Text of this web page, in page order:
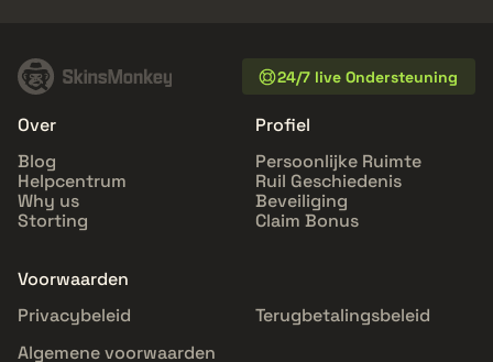
24/7 live Ondersteuning
Over
Blog
Helpcentrum
Why us
Storting
Profiel
Persoonlijke Ruimte
Ruil Geschiedenis
Beveiliging
Claim Bonus
Voorwaarden
Privacybeleid
Terugbetalingsbeleid
Algemene voorwaarden